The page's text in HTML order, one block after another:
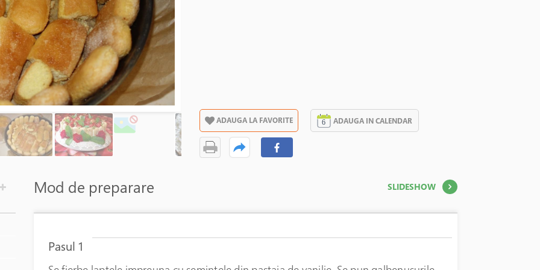
ADAUGA LA FAVORITE ADAUGA IN CALENDAR
Mod de preparare SLIDESHOW
Pasul 1